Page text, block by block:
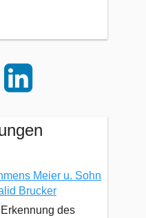
Meier u. Sohn
Brucker
des